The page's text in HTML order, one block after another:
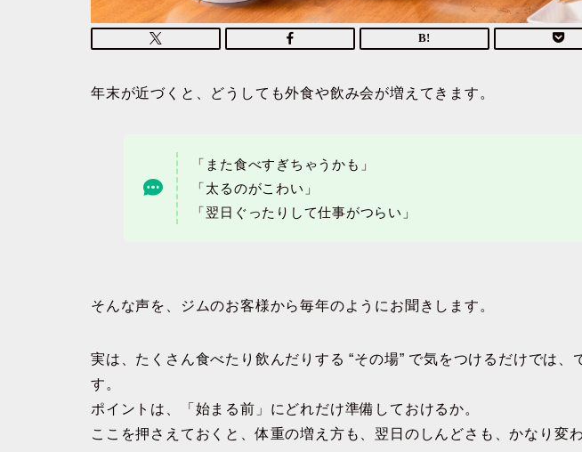
年末が近づくと、どうしても外食や飲み会が増えてきます。
「また食べすぎちゃうかも」
「太るのがこわい」
「翌日ぐったりして仕事がつらい」
そんな声を、ジムのお客様から毎年のようにお聞きします。
実は、たくさん食べたり飲んだりする “その場” で気をつけるだけでは、
す。
ポイントは、「始まる前」にどれだけ準備しておけるか。
ここを押さえておくと、体重の増え方も、翌日のしんどさも、かなり変